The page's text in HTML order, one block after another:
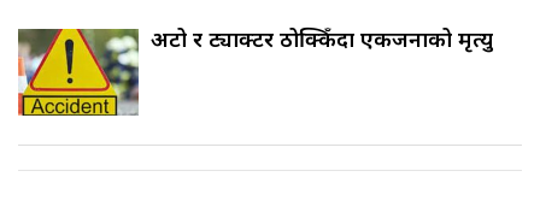
अटो र ट्याक्टर ठोक्किँदा एकजनाको मृत्यु